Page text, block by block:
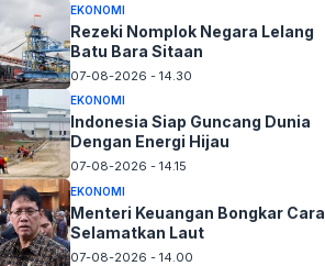
EKONOMI
Rezeki Nomplok Negara Lelang
Batu Bara Sitaan
07-08-2026 - 14.30
EKONOMI
Indonesia Siap Guncang Dunia
Dengan Energi Hijau
07-08-2026 - 14.15
EKONOMI
Menteri Keuangan Bongkar Cara
Selamatkan Laut
07-08-2026 - 14.00